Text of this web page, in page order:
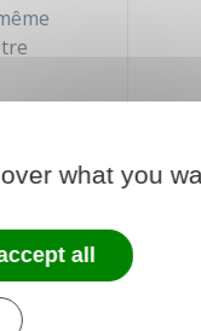
dont
les
what you
all